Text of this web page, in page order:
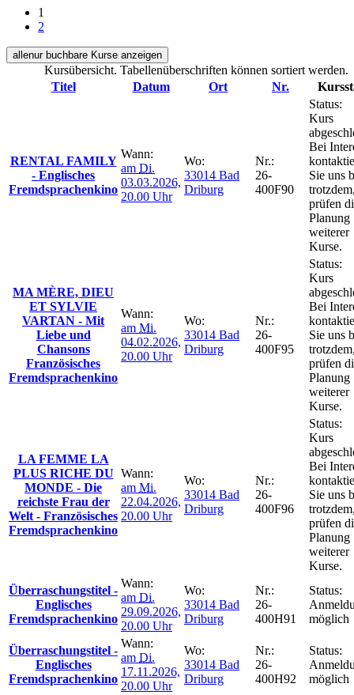
1
2
allenur buchbare Kurse anzeigen
Kursübersicht. Tabellenüberschriften können sortiert werden.
Titel
Datum Ort Nr.
RENTAL FAMILY
- Englisches
Fremdsprachenkino
Wann:
am Di.
03.03.2026,
20.00 Uhr
Wo:
33014 Bad
Driburg
Nr.:
26-
400F90
Status:
Kurs
Bei
Sie uns
prüfen
Planung
weiterer
Kurse.
MA MÈRE, DIEU
ET SYLVIE
VARTAN - Mit
Liebe und
Chansons
Französisches
Fremdsprachenkino
Wann:
am Mi.
04.02.2026,
20.00 Uhr
Wo:
33014 Bad
Driburg
Nr.:
26-
400F95
Status:
Kurs
Bei
Sie uns
prüfen
Planung
weiterer
Kurse.
LA FEMME LA
PLUS RICHE DU
MONDE - Die
reichste Frau der
Welt - Französisches
Fremdsprachenkino
Wann:
am Mi.
22.04.2026,
20.00 Uhr
Wo:
33014 Bad
Driburg
Nr.:
26-
400F96
Status:
Kurs
Bei
Sie uns
prüfen
Planung
weiterer
Kurse.
Überraschungstitel -
Englisches
Fremdsprachenkino
Wann:
am Di.
29.09.2026,
20.00 Uhr
Wo:
33014 Bad
Driburg
Nr.:
26-
400H91
Status:
möglich
Überraschungstitel -
Englisches
Fremdsprachenkino
Wann:
am Di.
17.11.2026,
20.00 Uhr
Wo:
33014 Bad
Driburg
Nr.:
26-
400H92
Status:
möglich